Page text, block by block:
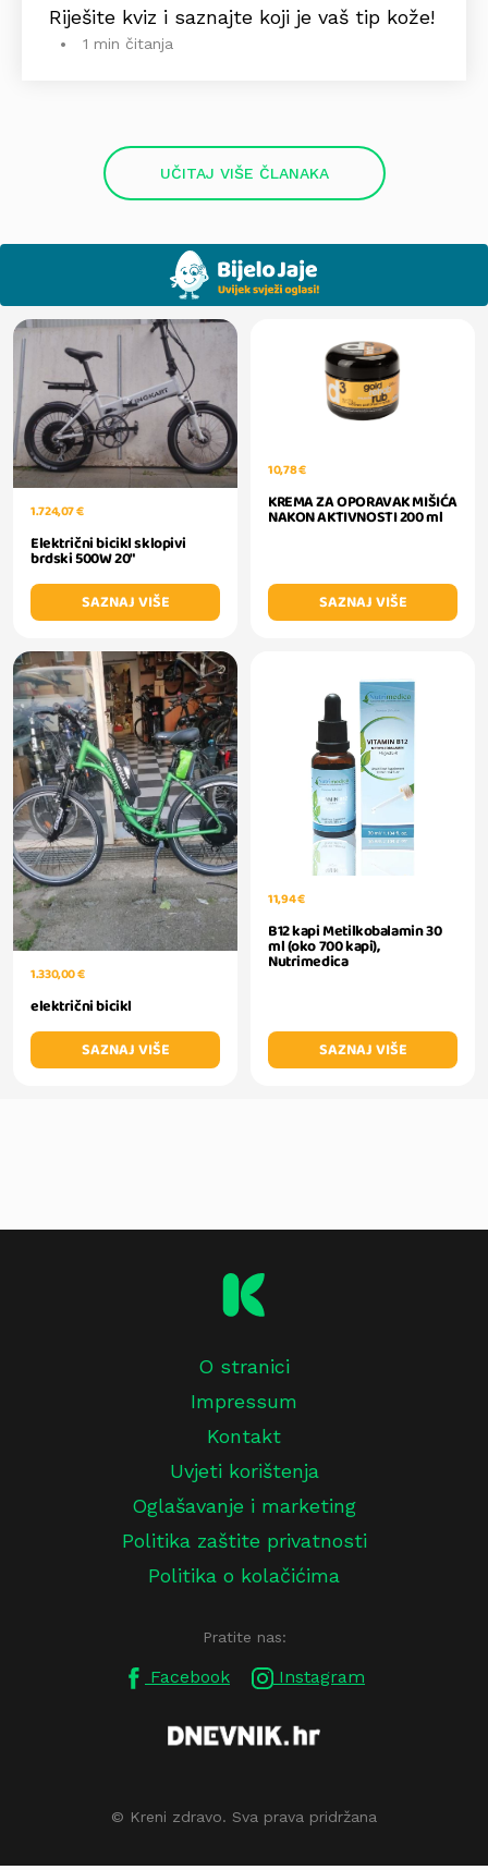
Riješite kviz i saznajte koji je vaš tip kože!
1 min čitanja
UČITAJ VIŠE ČLANAKA
1.724,07 €
Električni bicikl sklopivi
brdski 500W 20"
SAZNAJ VIŠE
10,78 €
KREMA ZA OPORAVAK MIŠIĆA
NAKON AKTIVNOSTI 200 ml
SAZNAJ VIŠE
1.330,00 €
električni bicikl
SAZNAJ VIŠE
11,94 €
B12 kapi Metilkobalamin 30
ml (oko 700 kapi),
Nutrimedica
SAZNAJ VIŠE
O stranici
Impressum
Kontakt
Uvjeti korištenja
Oglašavanje i marketing
Politika zaštite privatnosti
Politika o kolačićima
Pratite nas:
Facebook Instagram
© Kreni zdravo. Sva prava pridržana